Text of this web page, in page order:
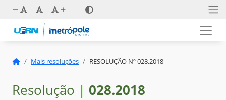
Mais resoluções RESOLUÇÃO Nº 028.2018
Resolução | 028.2018